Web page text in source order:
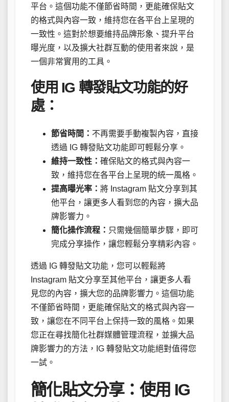
平台。這個功能不僅節省時間，更能確保貼文
的格式與內容一致，維持您在各平台上呈現的
一致性。這對於想要維持品牌形象、提升平台
曝光度，以及擴大社群互動的使用者來說，是
一個非常實用的工具。
使用 IG 轉發貼文功能的好
處：
節省時間： 不再需要手動複製內容，直接
透過 IG 轉發貼文功能即可輕鬆分享。
維持一致性： 確保貼文的格式與內容一
致，維持您在各平台上呈現的統一風格。
提高曝光率： 將 Instagram 貼文分享到其
他平台，讓更多人看到您的內容，擴大品
牌影響力。
簡化操作流程： 只需幾個簡單步驟，即可
完成分享操作，讓您輕鬆分享精彩內容。
透過 IG 轉發貼文功能，您可以輕鬆將
Instagram 貼文分享至其他平台，讓更多人看
見您的內容，擴大您的品牌影響力。這個功能
不僅節省時間，更能確保貼文的格式與內容一
致，讓您在不同平台上保持一致的風格。如果
您正在尋找簡化社群媒體管理流程，並擴大品
牌影響力的方法，IG 轉發貼文功能絕對值得您
一試。
簡化貼文分享：使用 IG